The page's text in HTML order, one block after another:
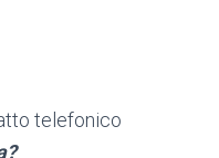
telefonico